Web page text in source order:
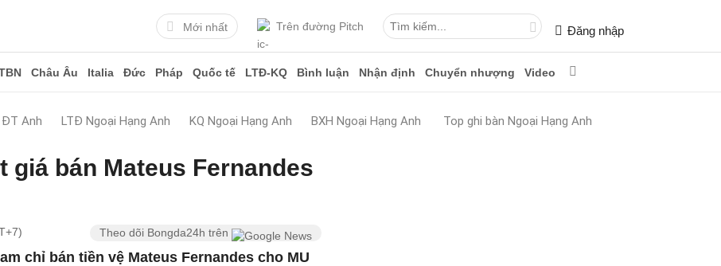
Mới nhất Trên đường Pitch Đăng nhập
Châu Âu Italia Đức Pháp Quốc tế LTĐ-KQ Bình luận Nhận định Chuyển nhượng Video
ĐT Anh LTĐ Ngoại Hạng Anh KQ Ngoại Hạng Anh BXH Ngoại Hạng Anh Top ghi bàn Ngoại Hạng Anh
giá bán Mateus Fernandes
Theo dõi Bongda24h trên
chỉ bán tiền vệ Mateus Fernandes cho MU